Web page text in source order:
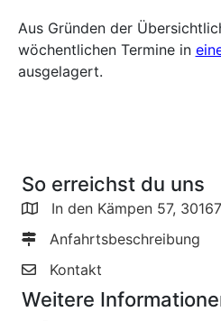
Aus Gründen der
wöchentlichen Termine in
ausgelagert.
So erreichst du uns
In den Kämpen 57,
Anfahrtsbeschreibung
Kontakt
Weitere